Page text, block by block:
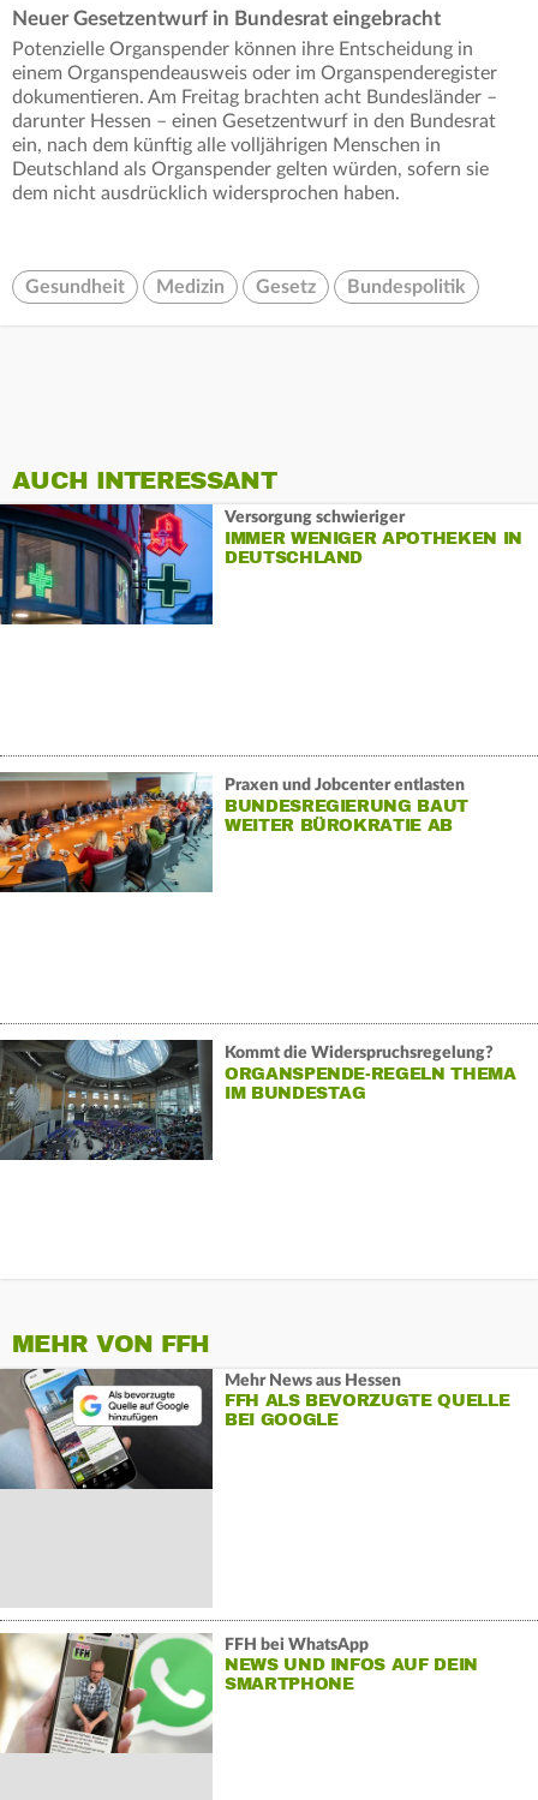
Neuer Gesetzentwurf in Bundesrat eingebracht
Potenzielle Organspender können ihre Entscheidung in
einem Organspendeausweis oder im Organspenderegister
dokumentieren. Am Freitag brachten acht Bundesländer –
darunter Hessen – einen Gesetzentwurf in den Bundesrat
ein, nach dem künftig alle volljährigen Menschen in
Deutschland als Organspender gelten würden, sofern sie
dem nicht ausdrücklich widersprochen haben.
Gesundheit Medizin Gesetz Bundespolitik
AUCH INTERESSANT
Versorgung schwieriger
IMMER WENIGER APOTHEKEN IN
DEUTSCHLAND
Praxen und Jobcenter entlasten
BUNDESREGIERUNG BAUT
WEITER BÜROKRATIE AB
Kommt die Widerspruchsregelung?
ORGANSPENDE-REGELN THEMA
IM BUNDESTAG
MEHR VON FFH
Mehr News aus Hessen
FFH ALS BEVORZUGTE QUELLE
BEI GOOGLE
FFH bei WhatsApp
NEWS UND INFOS AUF DEIN
SMARTPHONE